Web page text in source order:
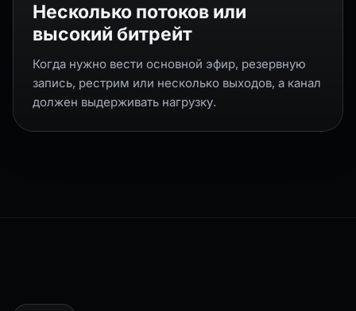
Несколько потоков или
высокий битрейт
Когда нужно вести основной эфир, резервную
запись, рестрим или несколько выходов, а канал
должен выдерживать нагрузку.